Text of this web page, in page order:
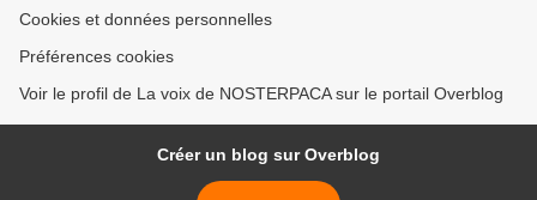
Cookies et données personnelles
Préférences cookies
Voir le profil de La voix de NOSTERPACA sur le portail Overblog
Créer un blog sur Overblog